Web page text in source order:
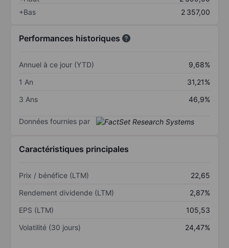
+Bas
2 357,00
Performances historiques
Annuel à ce jour (YTD)
9,68%
1 An
31,21%
3 Ans
46,9%
Données fournies par
Caractéristiques principales
Prix / bénéfice (LTM)
22,65
Rendement dividende (LTM)
2,87%
EPS (LTM)
105,53
Volatilité (30 jours)
24,47%